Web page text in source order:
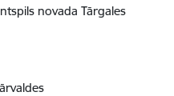
novada Tārgales